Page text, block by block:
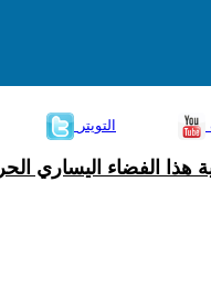
التويتر
هذا الفضاء اليساري الحر